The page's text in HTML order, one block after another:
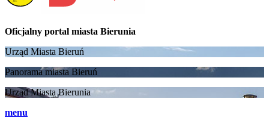
Oficjalny portal miasta Bierunia
Urząd Miasta Bieruń
Panorama miasta Bieruń
Urząd Miasta Bierunia
menu